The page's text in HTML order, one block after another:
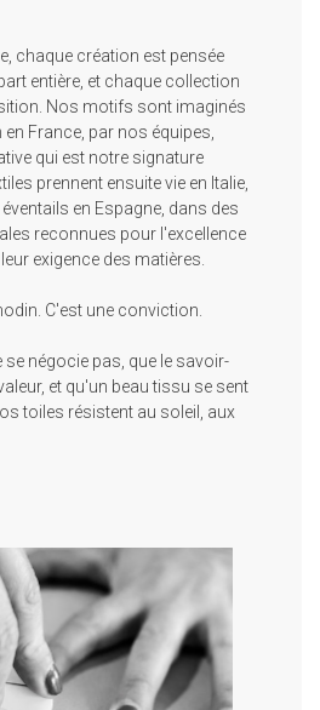
chaque création est pensée
entière, et chaque collection
Nos motifs sont imaginés
France, par nos équipes,
qui est notre signature
prennent ensuite vie en Italie,
en Espagne, dans des
reconnues pour l'excellence
exigence des matières.
C'est une conviction.
se négocie pas, que le savoir-
et qu'un beau tissu se sent
toiles résistent au soleil, aux